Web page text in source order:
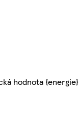
hodnota {energie}